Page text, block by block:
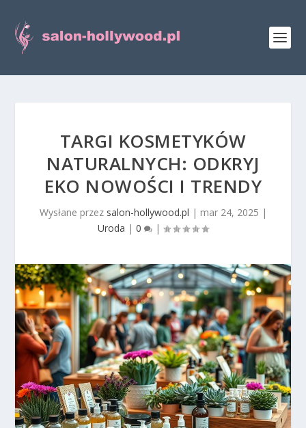
TARGI KOSMETYKÓW
NATURALNYCH: ODKRYJ
EKO NOWOŚCI I TRENDY
Wysłane przez salon-hollywood.pl | mar 24, 2025 |
Uroda | 0 |